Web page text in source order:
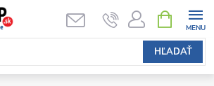
HĽADAŤ
KOŠÍK